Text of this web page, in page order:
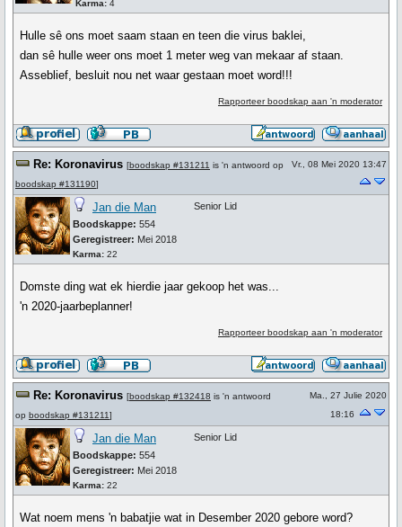
Karma: 4
Hulle sê ons moet saam staan en teen die virus baklei,
dan sê hulle weer ons moet 1 meter weg van mekaar af staan.
Asseblief, besluit nou net waar gestaan moet word!!!
Rapporteer boodskap aan 'n moderator
Re: Koronavirus [boodskap #131211 is 'n antwoord op
boodskap #131190]
Vr., 08 Mei 2020 13:47
Jan die Man
Boodskappe: 554
Geregistreer: Mei 2018
Karma: 22
Senior Lid
Domste ding wat ek hierdie jaar gekoop het was...
'n 2020-jaarbeplanner!
Rapporteer boodskap aan 'n moderator
Re: Koronavirus [boodskap #132418 is 'n antwoord
op boodskap #131211]
Ma., 27 Julie 2020
18:16
Jan die Man
Boodskappe: 554
Geregistreer: Mei 2018
Karma: 22
Senior Lid
Wat noem mens 'n babatjie wat in Desember 2020 gebore word?